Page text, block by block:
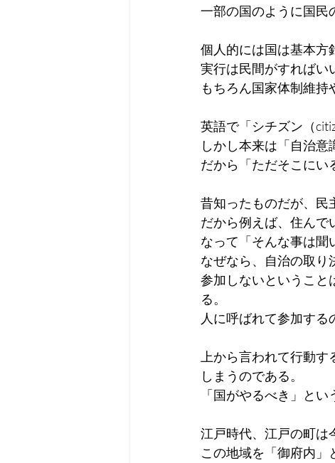
一部の国のように国民
個人的には国は基本方
実行は民間がすればい
もちろん国家体制維持
英語で「シチズン（
しかし本来は「自治意
だから「ただそこにい
昔知ったものだが、民
だから例えば、住んで
なって「そんな事は聞
なぜなら、自治の取り
参加しないということ
る。
人に呼ばれて参加する
上から言われて行動
しまうのである。
「国がやるべき」と
江戸時代、江戸の町は
この地域を「御府内」